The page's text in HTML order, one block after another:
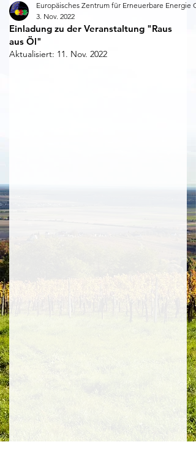
Einladung zu der Veranstaltung "Raus
aus Öl"
Europäisches Zentrum für Erneuerbare Energie
3. Nov. 2022
Aktualisiert: 11. Nov. 2022